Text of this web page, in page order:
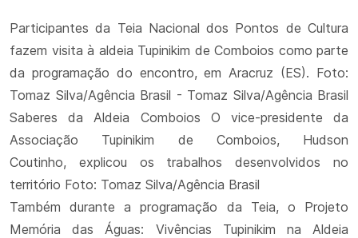
Participantes da Teia Nacional dos Pontos de Cultura
fazem visita à aldeia Tupinikim de Comboios como parte
da programação do encontro, em Aracruz (ES). Foto:
Tomaz Silva/Agência Brasil - Tomaz Silva/Agência Brasil
Saberes da Aldeia Comboios O vice-presidente da
Associação Tupinikim de Comboios, Hudson
Coutinho, explicou os trabalhos desenvolvidos no
território Foto: Tomaz Silva/Agência Brasil
Também durante a programação da Teia, o Projeto
Memória das Águas: Vivências Tupinikim na Aldeia